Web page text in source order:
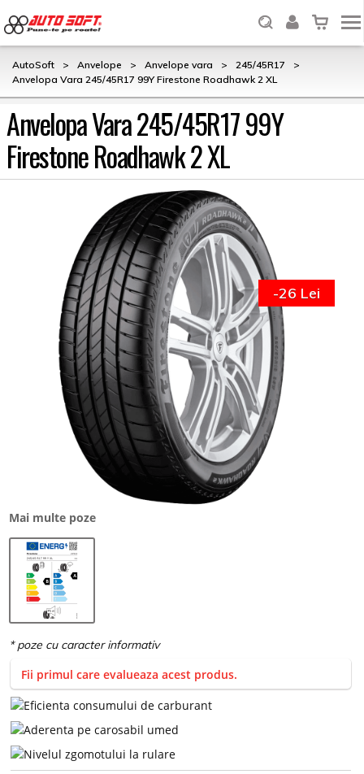
AutoSoft > Anvelope > Anvelope vara > 245/45R17
>
Anvelopa Vara 245/45R17 99Y Firestone Roadhawk 2 XL
Anvelopa Vara 245/45R17 99Y
Firestone Roadhawk 2 XL
Mai multe poze
-26 Lei
Fii primul care evalueaza acest produs.